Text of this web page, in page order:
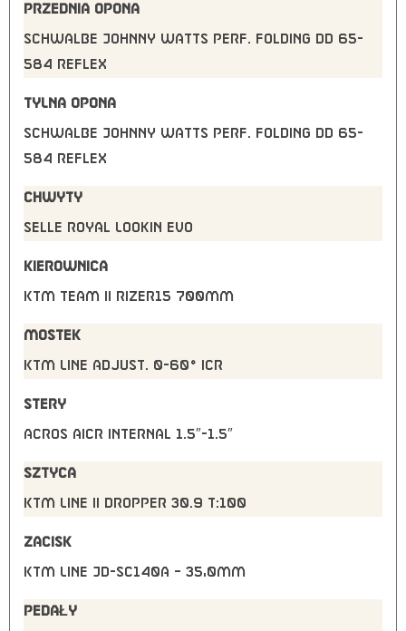
PRZEDNIA OPONA
Schwalbe Johnny Watts Perf. Folding DD 65-
584 Reflex
TYLNA OPONA
Schwalbe Johnny Watts Perf. Folding DD 65-
584 Reflex
CHWYTY
Selle Royal Lookin Evo
KIEROWNICA
KTM TEAM II rizer15 700mm
MOSTEK
KTM Line adjust. 0-60° ICR
STERY
Acros AICR internal 1.5″-1.5″
SZTYCA
KTM Line II dropper 30.9 T:100
ZACISK
KTM Line JD-SC140A – 35,0mm
PEDAŁY